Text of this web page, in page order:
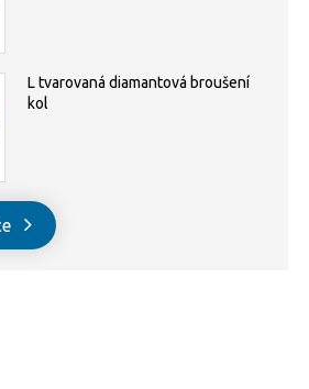
L tvarovaná diamantová broušení
kol